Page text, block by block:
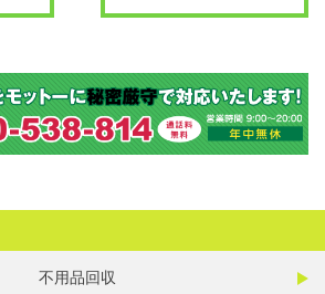
不用品回収